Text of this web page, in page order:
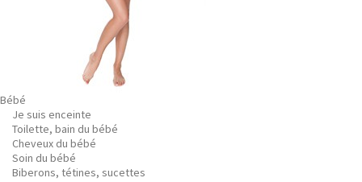
Bébé
Je suis enceinte
Toilette, bain du bébé
Cheveux du bébé
Soin du bébé
Biberons, tétines, sucettes